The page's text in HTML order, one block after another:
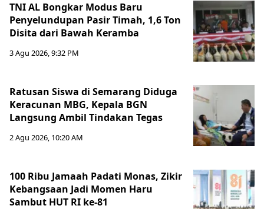
TNI AL Bongkar Modus Baru
Penyelundupan Pasir Timah, 1,6 Ton
Disita dari Bawah Keramba
3 Agu 2026, 9:32 PM
Ratusan Siswa di Semarang Diduga
Keracunan MBG, Kepala BGN
Langsung Ambil Tindakan Tegas
2 Agu 2026, 10:20 AM
100 Ribu Jamaah Padati Monas, Zikir
Kebangsaan Jadi Momen Haru
Sambut HUT RI ke-81